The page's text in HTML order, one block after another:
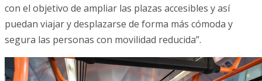
con el objetivo de ampliar las plazas accesibles y así
puedan viajar y desplazarse de forma más cómoda y
segura las personas con movilidad reducida”.